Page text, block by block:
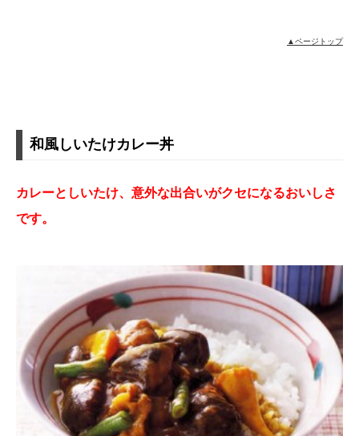
▲ページトップ
和風しいたけカレー丼
カレーとしいたけ、意外な出合いがクセになるおいしさ
です。